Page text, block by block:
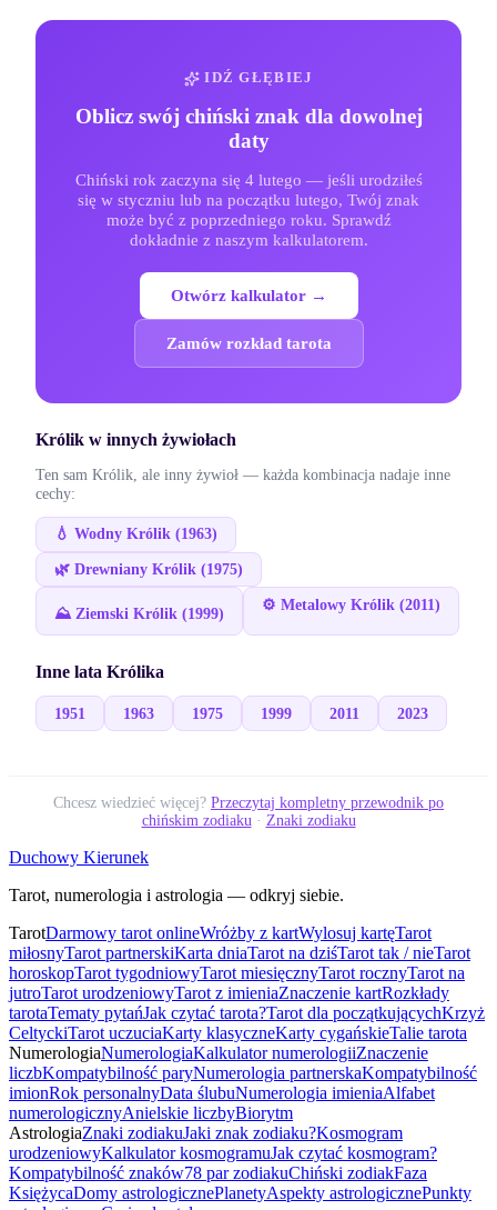
IDŹ GŁĘBIEJ
Oblicz swój chiński znak dla dowolnej
daty
Chiński rok zaczyna się 4 lutego — jeśli urodziłeś
się w styczniu lub na początku lutego, Twój znak
może być z poprzedniego roku. Sprawdź
dokładnie z naszym kalkulatorem.
Otwórz kalkulator →
Zamów rozkład tarota
Królik w innych żywiołach
Ten sam Królik , ale inny żywioł — każda kombinacja nadaje inne
cechy:
💧 Wodny Królik (1963)
🌿 Drewniany Królik (1975)
⛰️ Ziemski Królik (1999) ⚙️ Metalowy Królik (2011)
Inne lata Królika
1951 1963 1975 1999 2011 2023
Chcesz wiedzieć więcej? Przeczytaj kompletny przewodnik po
chińskim zodiaku · Znaki zodiaku
Duchowy Kierunek
Tarot, numerologia i astrologia — odkryj siebie.
TarotDarmowy tarot onlineWróżby z kartWylosuj kartęTarot
miłosnyTarot partnerskiKarta dniaTarot na dziśTarot tak / nieTarot
horoskopTarot tygodniowyTarot miesięcznyTarot rocznyTarot na
jutroTarot urodzeniowyTarot z imieniaZnaczenie kartRozkłady
tarotaTematy pytańJak czytać tarota?Tarot dla początkującychKrzyż
CeltyckiTarot uczuciaKarty klasyczneKarty cygańskieTalie tarota
NumerologiaNumerologiaKalkulator numerologiiZnaczenie
liczbKompatybilność paryNumerologia partnerskaKompatybilność
imionRok personalnyData ślubuNumerologia imieniaAlfabet
numerologicznyAnielskie liczbyBiorytm
AstrologiaZnaki zodiakuJaki znak zodiaku?Kosmogram
urodzeniowyKalkulator kosmogramuJak czytać kosmogram?
Kompatybilność znaków78 par zodiakuChiński zodiakFaza
KsiężycaDomy astrologicznePlanetyAspekty astrologicznePunkty